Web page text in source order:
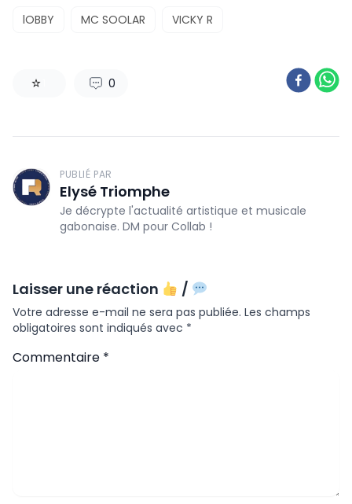
lOBBY MC SOOLAR VICKY R
0
PUBLIÉ PAR
Elysé Triomphe
Je décrypte l'actualité artistique et musicale
gabonaise. DM pour Collab !
Laisser une réaction /
Votre adresse e-mail ne sera pas publiée. Les champs
obligatoires sont indiqués avec *
Commentaire *